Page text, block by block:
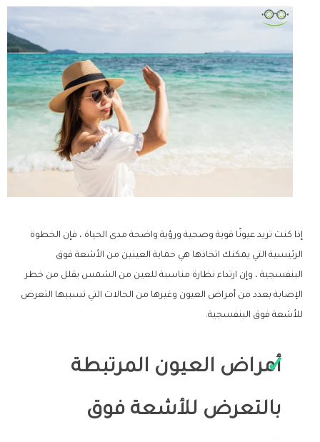
إذا كنت تريد عيونًا قوية وصحية ورؤية واضحة مدى الحياة ، فإن الخطوة
الرئيسية التي يمكنك اتخاذها هي حماية العينين من الأشعة فوق
البنفسجية ، وإن ارتداء نظارة مناسبة للعين من الشمس يقلل من خطر
الإصابة بعدد من أمراض العيون وغيرها من الحالات التي تسببها التعرض
للأشعة فوق البنفسجية.
أمراض العيون المرتبطة
بالتعرض للأشعة فوق